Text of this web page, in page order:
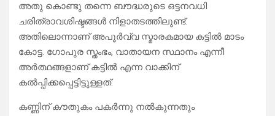
അതു കൊണ്ടു തന്നെ ബൗദ്ധരുടെ ഒട്ടനവധി
ചരിത്രാവശിഷ്ടങ്ങൾ നിളാതടത്തിലുണ്ട്.
അതിലൊന്നാണ് അപൂർവ്വ സ്മാരകമായ കട്ടിൽ മാടം
കോട്ട. ഗോപുര സ്തംഭം, വാതായന സ്ഥാനം എന്നീ
അർത്ഥങ്ങളാണ് കട്ടിൽ എന്ന വാക്കിന്
കൽപ്പിക്കപ്പെട്ടിട്ടുള്ളത്.
കണ്ണിന് കൗതുകം പകർന്നു നൽകുന്നതും